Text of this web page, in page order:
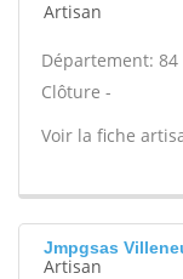
Artisan
Département: 84
Clôture -
Voir la fiche
Jmpgsas
Artisan